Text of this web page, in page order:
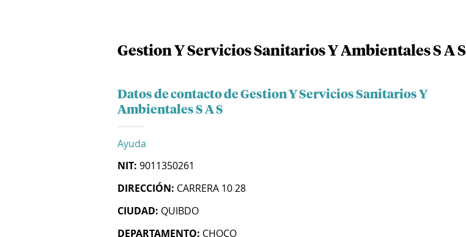
Gestion Y Servicios Sanitarios Y Ambientales S A S
Datos de contacto de Gestion Y Servicios Sanitarios Y
Ambientales S A S
Ayuda
NIT: 9011350261
DIRECCIÓN: CARRERA 10 28
CIUDAD: QUIBDO
DEPARTAMENTO: CHOCO